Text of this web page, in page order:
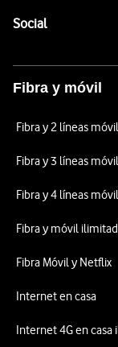
SocialEnlaces a
Fibra y móvil
Fibra y 2 líneas
Fibra y 3 líneas móvil
Fibra y 4 líneas móvil
Fibra y móvil
Fibra Móvil y Netflix
Internet en casa
Internet 4G en casa